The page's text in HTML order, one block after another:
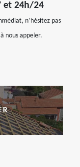
et 24h/24
n’hésitez pas
nous appeler.